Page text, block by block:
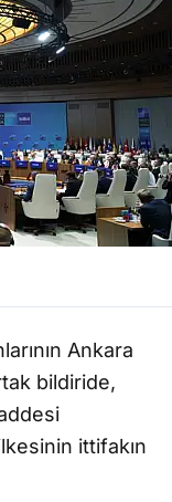
Ankara
bildiride,
ittifakın